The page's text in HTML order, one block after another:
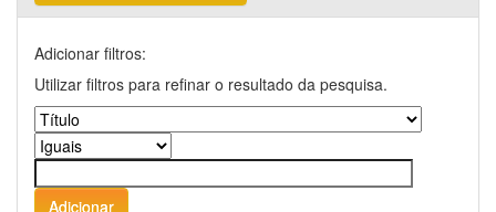
Adicionar filtros:
Utilizar filtros para refinar o resultado da pesquisa.